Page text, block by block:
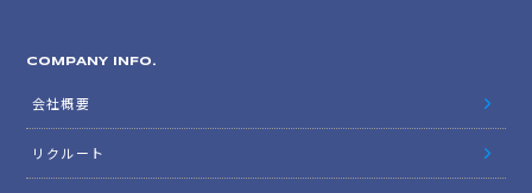
COMPANY INFO.
会社概要
リクルート